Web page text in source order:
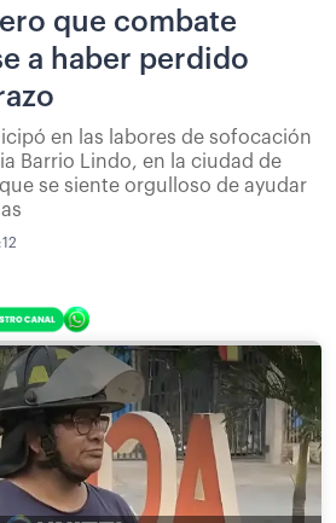
que combate
a haber perdido
en las labores de sofocación
Barrio Lindo, en la ciudad de
se siente orgulloso de ayudar